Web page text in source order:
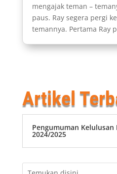
mengajak teman –
paus. Ray segera pergi
temannya. Pertama Ray
Artikel
Pengumuman Kelulusan
2024/2025